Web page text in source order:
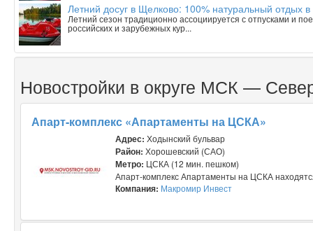
Летний досуг в Щелково: 100% натуральный отдых в
Летний сезон традиционно ассоциируется с отпусками и
российских и зарубежных кур...
Новостройки в округе МСК —
Апарт-комплекс «Апартаменты на ЦСКА»
Адрес: Ходынский бульвар
Район: Хорошевский (САО)
Метро: ЦСКА (12 мин. пешком)
Апарт-комплекс Апартаменты на ЦСКА
Компания: Макромир Инвест